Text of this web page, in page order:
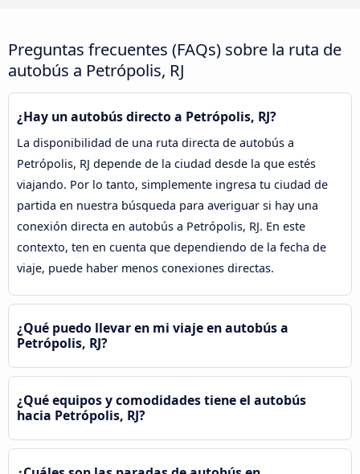
Preguntas frecuentes (FAQs) sobre la ruta de
autobús a Petrópolis, RJ
¿Hay un autobús directo a Petrópolis, RJ?
La disponibilidad de una ruta directa de autobús a
Petrópolis, RJ depende de la ciudad desde la que estés
viajando. Por lo tanto, simplemente ingresa tu ciudad de
partida en nuestra búsqueda para averiguar si hay una
conexión directa en autobús a Petrópolis, RJ. En este
contexto, ten en cuenta que dependiendo de la fecha de
viaje, puede haber menos conexiones directas.
¿Qué puedo llevar en mi viaje en autobús a
Petrópolis, RJ?
¿Qué equipos y comodidades tiene el autobús
hacia Petrópolis, RJ?